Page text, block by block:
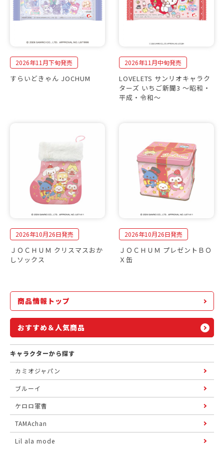
2026年11月下旬発売
すらいどきゃん JOCHUM
2026年11月中旬発売
LOVELETS サンリオキャラク
ターズ いちご新聞3 〜昭和・
平成・令和〜
2026年10月26日発売
ＪＯＣＨＵＭ クリスマスおか
しソックス
2026年10月26日発売
ＪＯＣＨＵＭ プレゼントＢＯ
Ｘ缶
商品情報トップ
おすすめ＆人気商品
キャラクターから探す
カミオジャパン
ブルーイ
ケロロ軍曹
TAMAchan
Lil ala mode